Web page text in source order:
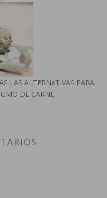
LAS ALTERNATIVAS PARA
DE CARNE